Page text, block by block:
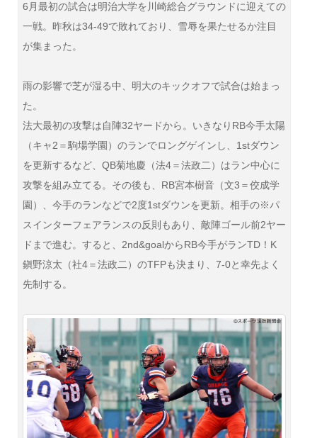
6月最初の試合は明治大学を川崎総合グラウンドに迎えての
一戦。昨秋は34-49で敗れており、雪辱を果たせるか注目
が集まった。
雨の影響で芝が湿る中、明大のキックオフで試合は始まっ
た。
法大最初の攻撃は自陣32ヤードから。いきなりRB今手太陽
（キャ2＝駒場学園）のランでロングゲインし、1stダウン
を更新するなど、QB菊地慶（法4＝法政二）はラン中心に
攻撃を組み立てる。その後も、RB宮本樹音（文3＝佼成学
園）、今手のランなどで2度1stダウンを更新。相手の※パ
スインターフェアランスの反則もあり、敵陣ゴール前2ヤー
ドまで進む。すると、2nd&goalからRB今手がランTD！K
鎭野涼太（社4＝法政二）のTFPも決まり、7-0と幸先よく
先制する。